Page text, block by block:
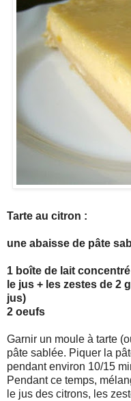
Tarte au citron :
une abaisse de pâte
1 boîte de lait
le jus + les zestes de 2
jus)
2 oeufs
Garnir un moule à tarte
pâte sablée. Piquer la
pendant environ 10/15
Pendant ce temps,
le jus des citrons, les